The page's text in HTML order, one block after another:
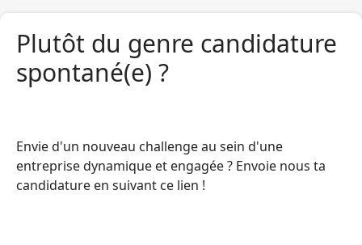
Plutôt du genre candidature
spontané(e) ?
Envie d'un nouveau challenge au sein d'une
entreprise dynamique et engagée ? Envoie nous ta
candidature en suivant ce lien !